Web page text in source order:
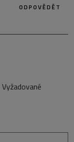
ODPOVĚDĚT
Vyžadované